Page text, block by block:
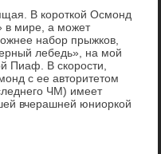
В короткой Осмонд
в мире, а может
набор прыжков,
лебедь», на мой
Пиаф. В скорости,
с ее авторитетом
ЧМ) имеет
вчерашней юниоркой